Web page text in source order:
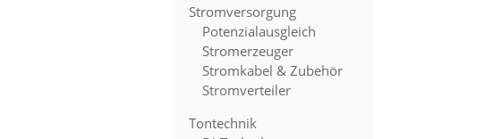
Stromversorgung
Potenzialausgleich
Stromerzeuger
Stromkabel & Zubehör
Stromverteiler
Tontechnik